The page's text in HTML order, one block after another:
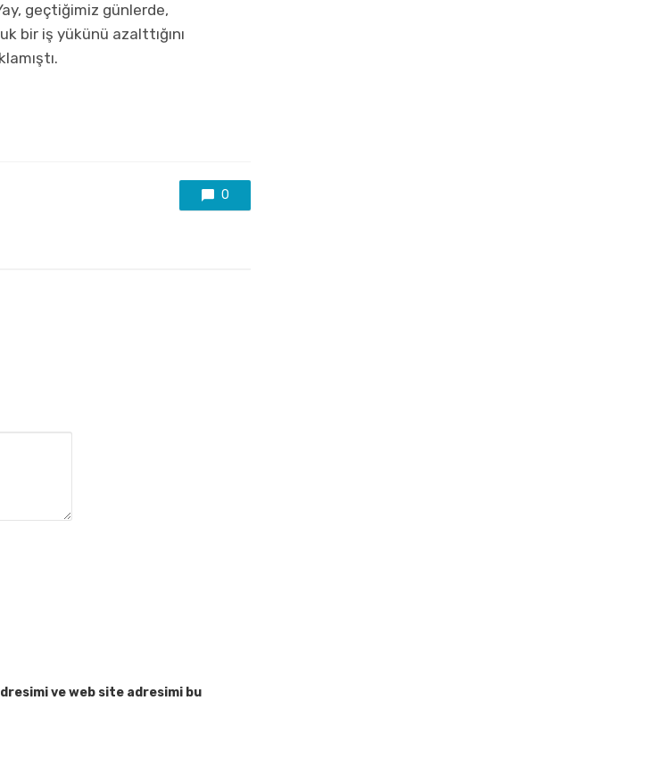
geçtiğimiz günlerde,
bir iş yükünü azalttığını
0
ve web site adresimi bu